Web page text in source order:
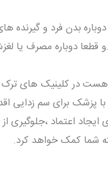
بدن فرد و گيرنده
قطعا دوباره مصرف يا
هست در كلينيک های ترک
پزشک برای سم زدايی
ايجاد اعتماد ،جلوگيری
شما كمک خواهد كرد.